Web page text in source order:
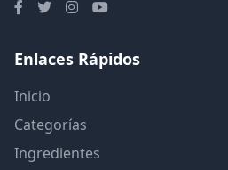
Enlaces Rápidos
Inicio
Categorías
Ingredientes